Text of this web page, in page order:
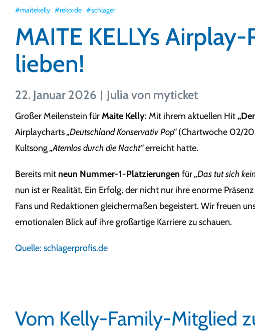
#maitekelly #rekorde #schlager
MAITE KELLYs
lieben!
22. Januar 2026 Julia von myticket
Großer Meilenstein fürMaite Kelly: Mit ihrem aktuellen Hit
Airplaycharts„Deutschland Konservativ Pop“(Chartwoche 02/
Kultsong„Atemlos durch die Nacht“erreicht hatte.
Bereits mit neun Nummer-1-Platzierungen für„Das tut sich
nun ist er Realität. Ein Erfolg, der nicht nur ihre enorme
Fans und Redaktionen gleichermaßen begeistert. Wir freuen
emotionalen Blick auf ihre großartige Karriere zu schauen.
Quelle: schlagerprofis.de
Vom Kelly-Family-Mitglied